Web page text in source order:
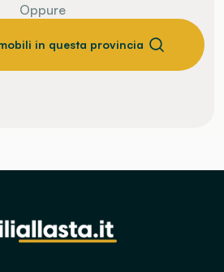
Oppure
in questa provincia